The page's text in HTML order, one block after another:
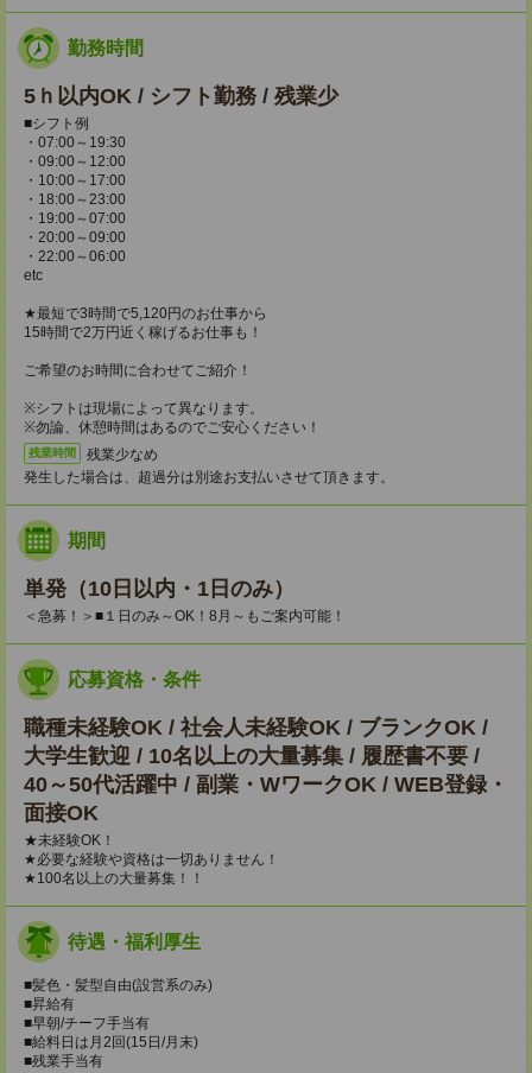
勤務時間
5ｈ以内OK / シフト勤務 / 残業少
■シフト例
・07:00～19:30
・09:00～12:00
・10:00～17:00
・18:00～23:00
・19:00～07:00
・20:00～09:00
・22:00～06:00
etc
★最短で3時間で5,120円のお仕事から
15時間で2万円近く稼げるお仕事も！
ご希望のお時間に合わせてご紹介！
※シフトは現場によって異なります。
※勿論、休憩時間はあるのでご安心ください！
残業時間
残業少なめ
発生した場合は、超過分は別途お支払いさせて頂きます。
期間
単発（10日以内・1日のみ）
＜急募！＞■１日のみ～OK！8月～もご案内可能！
応募資格・条件
職種未経験OK / 社会人未経験OK / ブランクOK /
大学生歓迎 / 10名以上の大量募集 / 履歴書不要 /
40～50代活躍中 / 副業・WワークOK / WEB登録・
面接OK
★未経験OK！
★必要な経験や資格は一切ありません！
★100名以上の大量募集！！
待遇・福利厚生
■髪色・髪型自由(設営系のみ)
■昇給有
■早朝/チーフ手当有
■給料日は月2回(15日/月末)
■残業手当有